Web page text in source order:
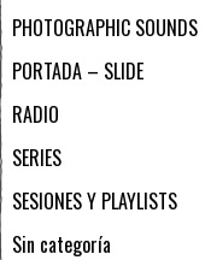
PHOTOGRAPHIC SOUNDS
PORTADA – SLIDE
RADIO
SERIES
SESIONES Y PLAYLISTS
Sin categoría